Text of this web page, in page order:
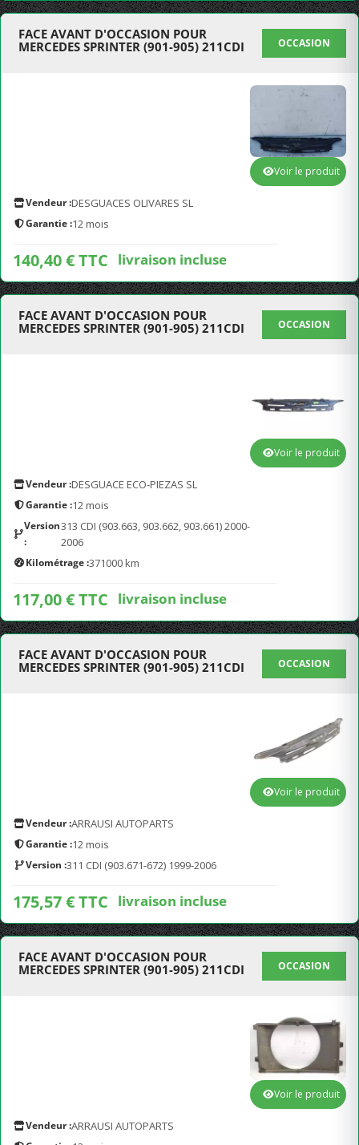
FACE AVANT D'OCCASION POUR
MERCEDES SPRINTER (901-905) 211CDI
OCCASION
Vendeur :DESGUACES OLIVARES SL
Garantie :12 mois
140,40 € TTC livraison incluse
Voir le produit
FACE AVANT D'OCCASION POUR
MERCEDES SPRINTER (901-905) 211CDI
OCCASION
Vendeur :DESGUACE ECO-PIEZAS SL
Garantie :12 mois
Version
:
313 CDI (903.663, 903.662, 903.661) 2000-
2006
Kilométrage :371000 km
117,00 € TTC livraison incluse
Voir le produit
FACE AVANT D'OCCASION POUR
MERCEDES SPRINTER (901-905) 211CDI
OCCASION
Vendeur :ARRAUSI AUTOPARTS
Garantie :12 mois
Version :311 CDI (903.671-672) 1999-2006
175,57 € TTC livraison incluse
Voir le produit
FACE AVANT D'OCCASION POUR
MERCEDES SPRINTER (901-905) 211CDI
OCCASION
Vendeur :ARRAUSI AUTOPARTS
Voir le produit